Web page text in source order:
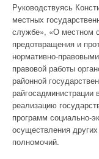
Руководствуясь
местных
службе», «О местном
предотвращения и
нормативно-
правовой работы
районной
реализацию
программ социально-
осуществления
полномочий.